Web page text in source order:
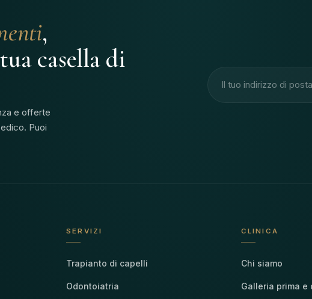
,
casella di
e offerte
Puoi
SERVIZI
Trapianto di capelli
Odontoiatria
CLINICA
Chi siamo
Galleria prima e